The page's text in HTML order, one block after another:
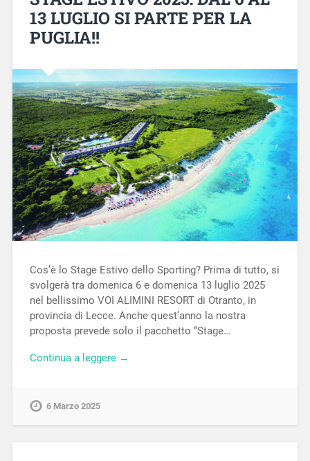
13 LUGLIO SI PARTE PER LA
PUGLIA!!
Cos’è lo Stage Estivo dello Sporting? Prima di tutto, si
svolgerà tra domenica 6 e domenica 13 luglio 2025
nel bellissimo VOI ALIMINI RESORT di Otranto, in
provincia di Lecce. Anche quest’anno la nostra
proposta prevede solo il pacchetto “Stage…
Continua a leggere →
6 Marzo 2025